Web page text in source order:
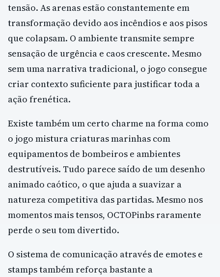
tensão. As arenas estão constantemente em
transformação devido aos incêndios e aos pisos
que colapsam. O ambiente transmite sempre
sensação de urgência e caos crescente. Mesmo
sem uma narrativa tradicional, o jogo consegue
criar contexto suficiente para justificar toda a
ação frenética.
Existe também um certo charme na forma como
o jogo mistura criaturas marinhas com
equipamentos de bombeiros e ambientes
destrutíveis. Tudo parece saído de um desenho
animado caótico, o que ajuda a suavizar a
natureza competitiva das partidas. Mesmo nos
momentos mais tensos, OCTOPinbs raramente
perde o seu tom divertido.
O sistema de comunicação através de emotes e
stamps também reforça bastante a